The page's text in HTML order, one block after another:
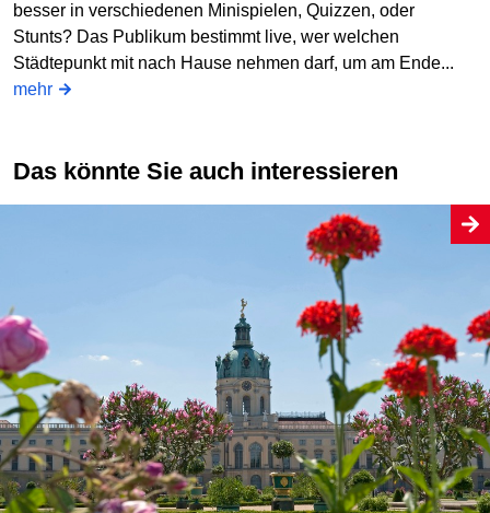
besser in verschiedenen Minispielen, Quizzen, oder
Stunts? Das Publikum bestimmt live, wer welchen
Städtepunkt mit nach Hause nehmen darf, um am Ende...
mehr
Das könnte Sie auch interessieren